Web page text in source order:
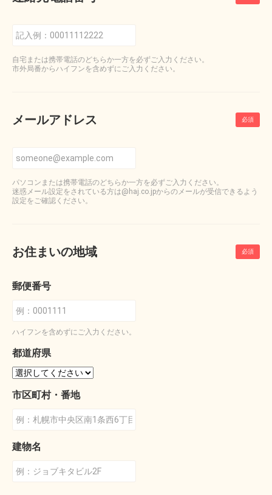
自宅または携帯電話のどちらか一方を必ずご入力ください。
市外局番からハイフンを含めずにご入力ください。
メールアドレス
パソコンまたは携帯電話のどちらか一方を必ずご入力ください。
迷惑メール設定をされている方は@haj.co.jpからのメールが受信できるよう
設定をご確認ください。
お住まいの地域
郵便番号
ハイフンを含めずにご入力ください。
都道府県
市区町村・番地
建物名